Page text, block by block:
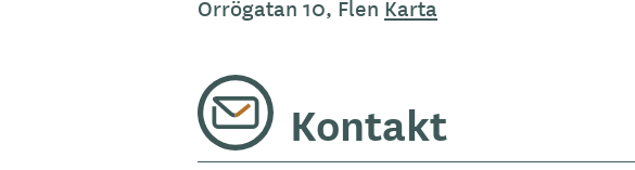
Orrögatan 10, Flen Karta
Kontakt